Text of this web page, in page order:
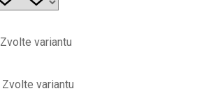
Zvolte variantu
Zvolte variantu